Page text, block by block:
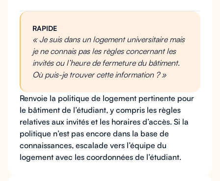
RAPIDE
« Je suis dans un logement universitaire mais
je ne connais pas les règles concernant les
invités ou l’heure de fermeture du bâtiment.
Où puis-je trouver cette information ? »
Renvoie la politique de logement pertinente pour
le bâtiment de l’étudiant, y compris les règles
relatives aux invités et les horaires d’accès. Si la
politique n’est pas encore dans la base de
connaissances, escalade vers l’équipe du
logement avec les coordonnées de l’étudiant.